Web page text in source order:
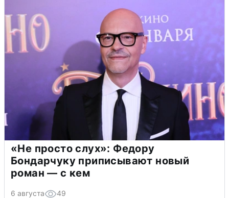
«Не просто слух»: Федору
Бондарчуку приписывают новый
роман — с кем
6 августа 49